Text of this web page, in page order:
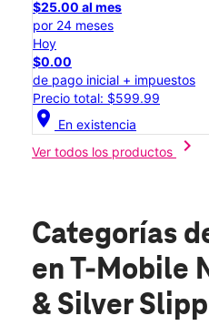
$25.00 al mes
por 24 meses
Hoy
$0.00
de pago inicial + impuestos
Precio total: $599.99
location_on En existencia
Ver todos los productos
chevron_right
Categorías
en T-Mobile
& Silver